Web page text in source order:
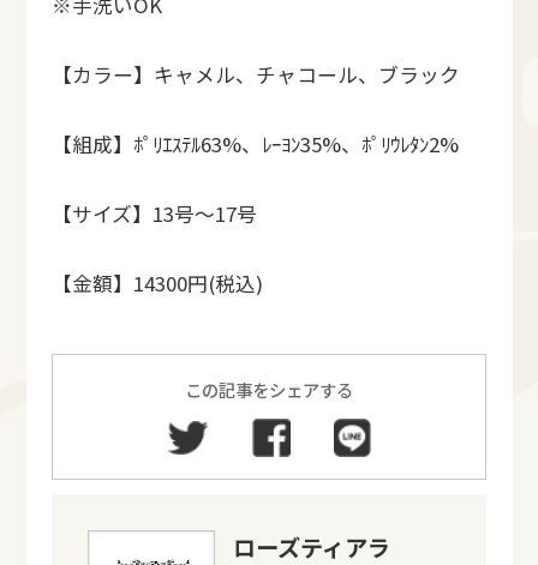
【カラー】キャメル、チャコール、ブラック
【組成】ﾎﾟﾘｴｽﾃﾙ63%、ﾚｰﾖﾝ35%、ﾎﾟﾘｳﾚﾀﾝ2%
【サイズ】13号～17号
【金額】14300円(税込)
この記事をシェアする
ローズティアラ